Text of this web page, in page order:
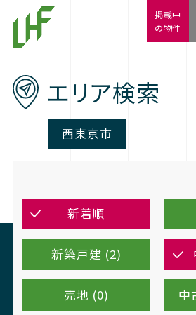
エリア検索
西東京市
新着順
新築戸建 (2)
売地 (0)
中
掲載中
の物件